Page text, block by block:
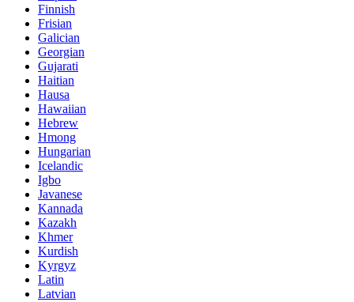
Finnish
Frisian
Galician
Georgian
Gujarati
Haitian
Hausa
Hawaiian
Hebrew
Hmong
Hungarian
Icelandic
Igbo
Javanese
Kannada
Kazakh
Khmer
Kurdish
Kyrgyz
Latin
Latvian